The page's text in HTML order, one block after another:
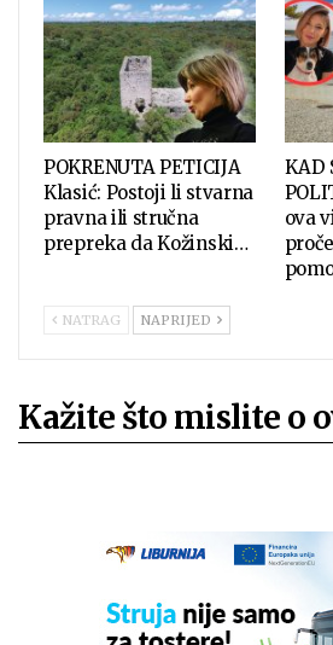
POKRENUTA PETICIJA
Klasić: Postoji li stvarna
pravna ili stručna
prepreka da Kožinski…
KAD
ova
NATRAG NAPRIJED
Kažite što mislite o